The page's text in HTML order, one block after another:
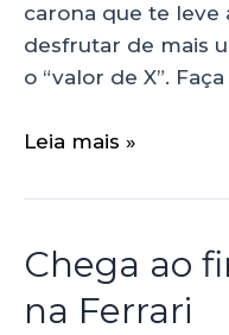
carona que te leve
desfrutar de mais
o “valor de X”.
Leia mais »
Chega ao
na Ferrari